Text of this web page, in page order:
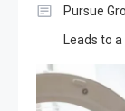
Pursue
Leads to